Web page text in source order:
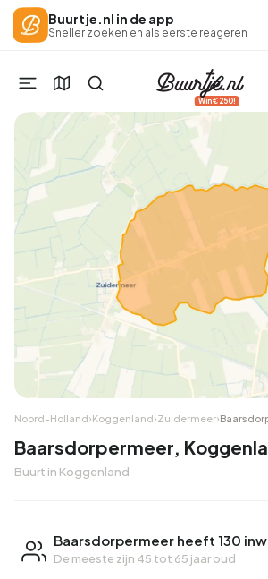
Buurtje.nl in de app
Sneller zoeken en als eerste reageren
Win €250!
Noord-Holland›Koggenland›Zuidermeer›
Baarsdorpermeer,
Buurt in Koggenland
Baarsdorpermeer heeft 130
De meeste zijn 45 tot 65 jaar oud